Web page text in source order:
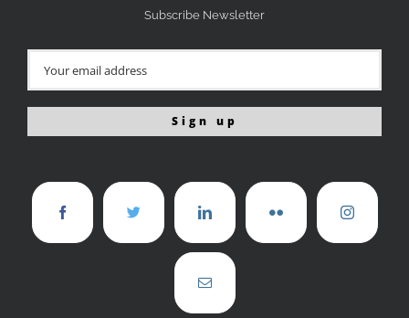
Subscribe Newsletter